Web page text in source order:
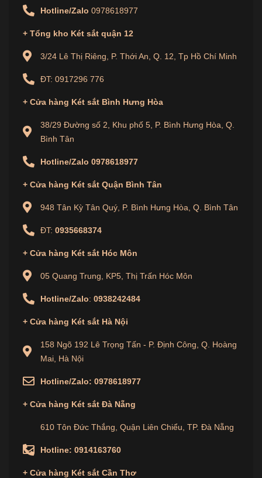
Hotline/Zalo 0978618977
+ Tổng kho Két sắt quận 12
3/24 Lê Thị Riêng, P. Thới An, Q. 12, Tp Hồ Chí Minh
ĐT: 0917296 776
+ Cửa hàng Két sắt Bình Hưng Hòa
38/29 Đường số 2, Khu phố 5, P. Bình Hưng Hòa, Q.
Bình Tân
Hotline/Zalo 0978618977
+ Cửa hàng Két sắt Quận Bình Tân
948 Tân Kỳ Tân Quý, P. Bình Hưng Hòa, Q. Bình Tân
ĐT: 0935668374
+ Cửa hàng Két sắt Hóc Môn
05 Quang Trung, KP5, Thị Trấn Hóc Môn
Hotline/Zalo: 0938242484
+ Cửa hàng Két sắt Hà Nội
158 Ngõ 192 Lê Trọng Tấn - P. Định Công, Q. Hoàng
Mai, Hà Nội
Hotline/Zalo: 0978618977
+ Cửa hàng Két sắt Đà Nẵng
610 Tôn Đức Thắng, Quận Liên Chiểu, TP. Đà Nẵng
Hotline: 0914163760
+ Cửa hàng Két sắt Cần Thơ